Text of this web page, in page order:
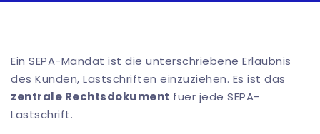
Ein SEPA-Mandat ist die unterschriebene Erlaubnis
des Kunden, Lastschriften einzuziehen. Es ist das
zentrale Rechtsdokument fuer jede SEPA-
Lastschrift.